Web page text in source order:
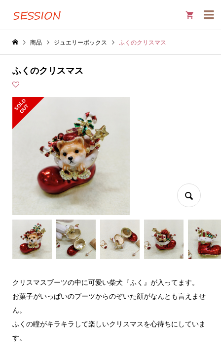

商品 ジュエリーボックス ふくのクリスマス
ふくのクリスマス
S
O
L
D
O
U
T
クリスマスブーツの中に可愛い柴犬『ふく』が入ってます。
お菓子がいっぱいのブーツからのぞいた顔がなんとも言えませ
ん。
ふくの瞳がキラキラして楽しいクリスマスを心待ちにしていま
す。